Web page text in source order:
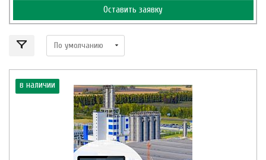
Оставить заявку
в наличии